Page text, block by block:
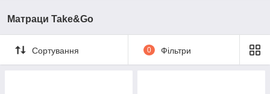
Матраци Take&Go
Сортування 0 Фільтри